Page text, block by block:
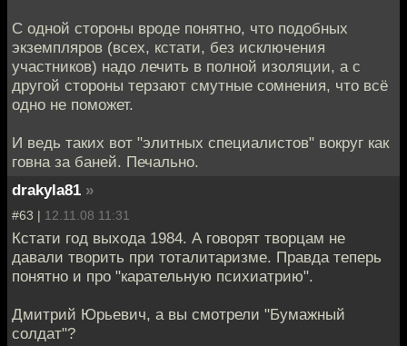
С одной стороны вроде понятно, что подобных
экземпляров (всех, кстати, без исключения
участников) надо лечить в полной изоляции, а с
другой стороны терзают смутные сомнения, что всё
одно не поможет.
И ведь таких вот "элитных специалистов" вокруг как
говна за баней. Печально.
drakyla81 »
#63 | 12.11.08 11:31
Кстати год выхода 1984. А говорят творцам не
давали творить при тоталитаризме. Правда теперь
понятно и про "карательную психиатрию".
Дмитрий Юрьевич, а вы смотрели "Бумажный
солдат"?